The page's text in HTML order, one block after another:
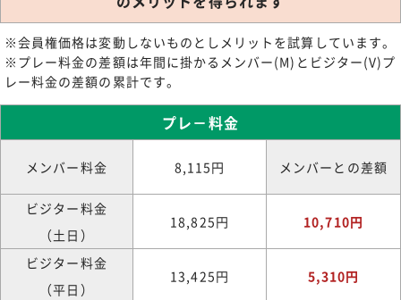
※会員権価格は変動しないものとしメリットを試算しています。
※プレー料金の差額は年間に掛かるメンバー(M)とビジター(V)プ
レー料金の差額の累計です。
プレ－料金
メンバー料金 8,115円 メンバーとの差額
ビジター料金
（土日）
18,825円 10,710円
ビジター料金
（平日）
13,425円 5,310円